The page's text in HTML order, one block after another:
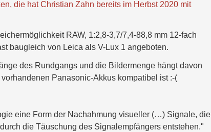
die hat Christian Zahn bereits im Herbst 2020 mit
RAW, 1:2,8-3,7/7,4-88,8 mm 12-fach
baugleich von Leica als V-Lux 1 angeboten.
des Rundgangs und die Bildermenge hängt davon
Panasonic-Akkus kompatibel ist :-(
eine Form der Nachahmung visueller (…) Signale, die
die Täuschung des Signalempfängers entstehen."